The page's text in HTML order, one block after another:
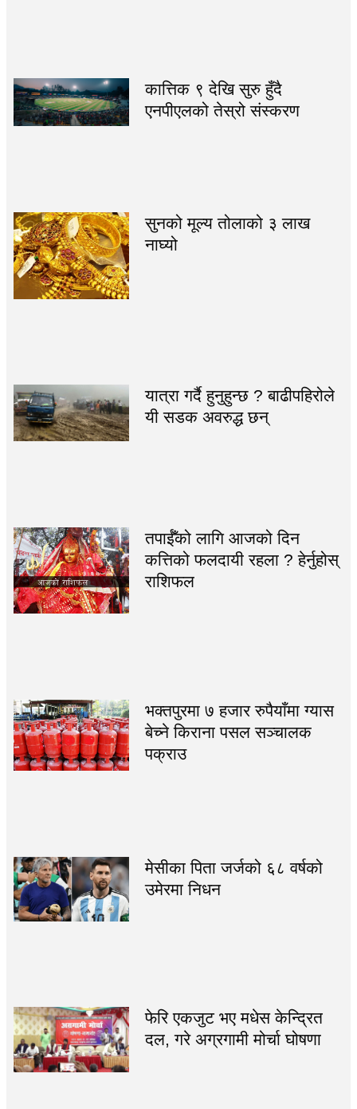
कात्तिक ९ देखि सुरु हुँदै
एनपीएलको तेस्रो संस्करण
सुनको मूल्य तोलाको ३ लाख
नाघ्यो
यात्रा गर्दै हुनुहुन्छ ? बाढीपहिरोले
यी सडक अवरुद्ध छन्
तपाईँको लागि आजको दिन
कत्तिको फलदायी रहला ? हेर्नुहोस्
राशिफल
भक्तपुरमा ७ हजार रुपैयाँमा ग्यास
बेच्ने किराना पसल सञ्चालक
पक्राउ
मेसीका पिता जर्जको ६८ वर्षको
उमेरमा निधन
फेरि एकजुट भए मधेस केन्द्रित
दल, गरे अग्रगामी मोर्चा घोषणा